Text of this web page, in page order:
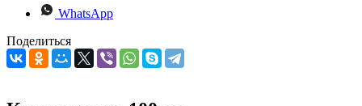
WhatsApp
Поделиться